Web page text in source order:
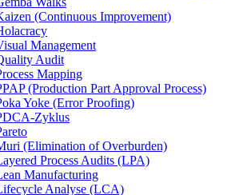
(Continuous Improvement)
Management
Audit
Mapping
(Production Part Approval Process)
Yoke (Error Proofing)
Zyklus
(Elimination of Overburden)
Process Audits (LPA)
Manufacturing
Analyse (LCA)